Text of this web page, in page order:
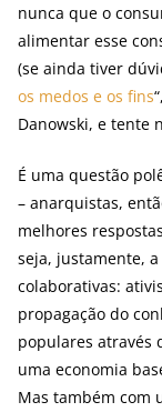
nunca que o
alimentar esse
(se ainda tiver
os medos e os fins
Danowski, e tente
É uma questão
– anarquistas,
melhores
seja, justamente,
colaborativas:
propagação do
populares através
uma economia
Mas também com